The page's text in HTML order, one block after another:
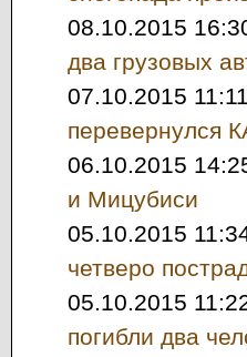
08.10.2015
два грузовых
07.10.2015 11:11
перевернулся
06.10.2015
и Мицубиси
05.10.2015
четверо
05.10.2015
погибли два